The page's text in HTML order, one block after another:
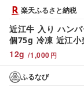
12g /1,000 円
楽天ふるさと納税
近江牛 入り ハン
個75g 冷凍 近江小
肉 和牛 黒毛和牛
んばーぐ 好評 神
町 岡喜
ふるなび